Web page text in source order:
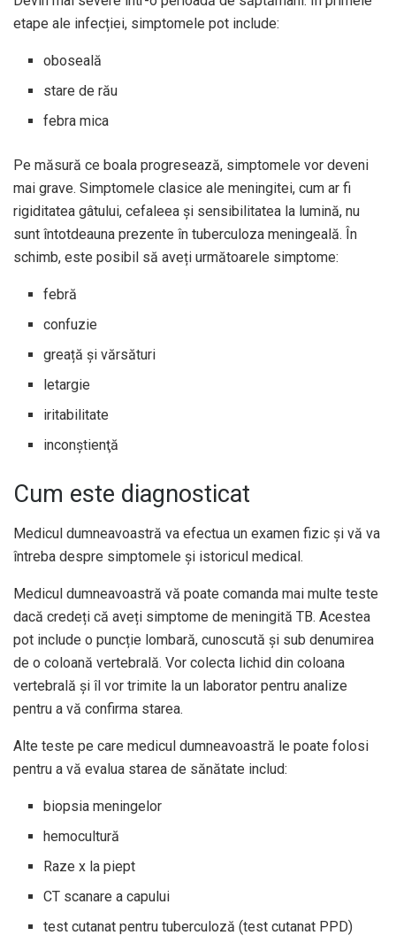
etape ale infecției, simptomele pot include:
oboseală
stare de rău
febra mica
Pe măsură ce boala progresează, simptomele vor deveni
mai grave. Simptomele clasice ale meningitei, cum ar fi
rigiditatea gâtului, cefaleea și sensibilitatea la lumină, nu
sunt întotdeauna prezente în tuberculoza meningeală. În
schimb, este posibil să aveți următoarele simptome:
febră
confuzie
greață și vărsături
letargie
iritabilitate
inconştienţă
Cum este diagnosticat
Medicul dumneavoastră va efectua un examen fizic și vă va
întreba despre simptomele și istoricul medical.
Medicul dumneavoastră vă poate comanda mai multe teste
dacă credeți că aveți simptome de meningită TB. Acestea
pot include o puncție lombară, cunoscută și sub denumirea
de o coloană vertebrală. Vor colecta lichid din coloana
vertebrală și îl vor trimite la un laborator pentru analize
pentru a vă confirma starea.
Alte teste pe care medicul dumneavoastră le poate folosi
pentru a vă evalua starea de sănătate includ:
biopsia meningelor
hemocultură
Raze x la piept
CT scanare a capului
test cutanat pentru tuberculoză (test cutanat PPD)